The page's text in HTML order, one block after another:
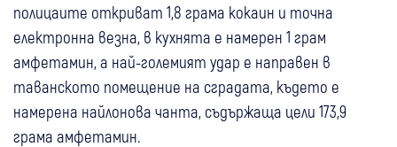
полицаите откриват 1,8 грама кокаин и точна
електронна везна, в кухнята е намерен 1 грам
амфетамин, а най-големият удар е направен в
таванското помещение на сградата, където е
намерена найлонова чанта, съдържаща цели 173,9
грама амфетамин.